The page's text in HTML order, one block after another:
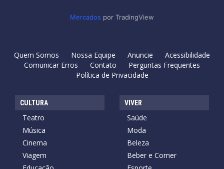
Mercados por TradingView
Quem Somos Nossa Equipe Anuncie
Acessibilidade
Comunicar Erros
Contato
Perguntas Frequentes
Política de Privacidade
CULTURA
Teatro
Música
Cinema
Viagem
VIVER
Saúde
Moda
Beleza
Beber e Comer